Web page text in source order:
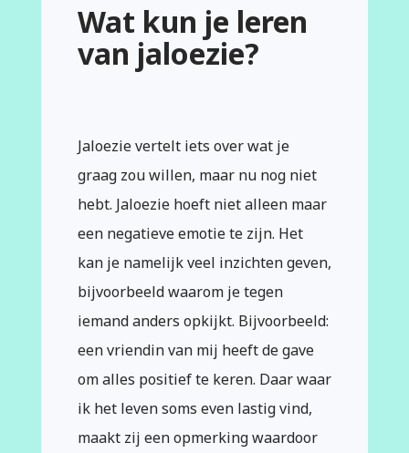
Wat kun je leren
van jaloezie?
Jaloezie vertelt iets over wat je
graag zou willen, maar nu nog niet
hebt. Jaloezie hoeft niet alleen maar
een negatieve emotie te zijn. Het
kan je namelijk veel inzichten geven,
bijvoorbeeld waarom je tegen
iemand anders opkijkt. Bijvoorbeeld:
een vriendin van mij heeft de gave
om alles positief te keren. Daar waar
ik het leven soms even lastig vind,
maakt zij een opmerking waardoor